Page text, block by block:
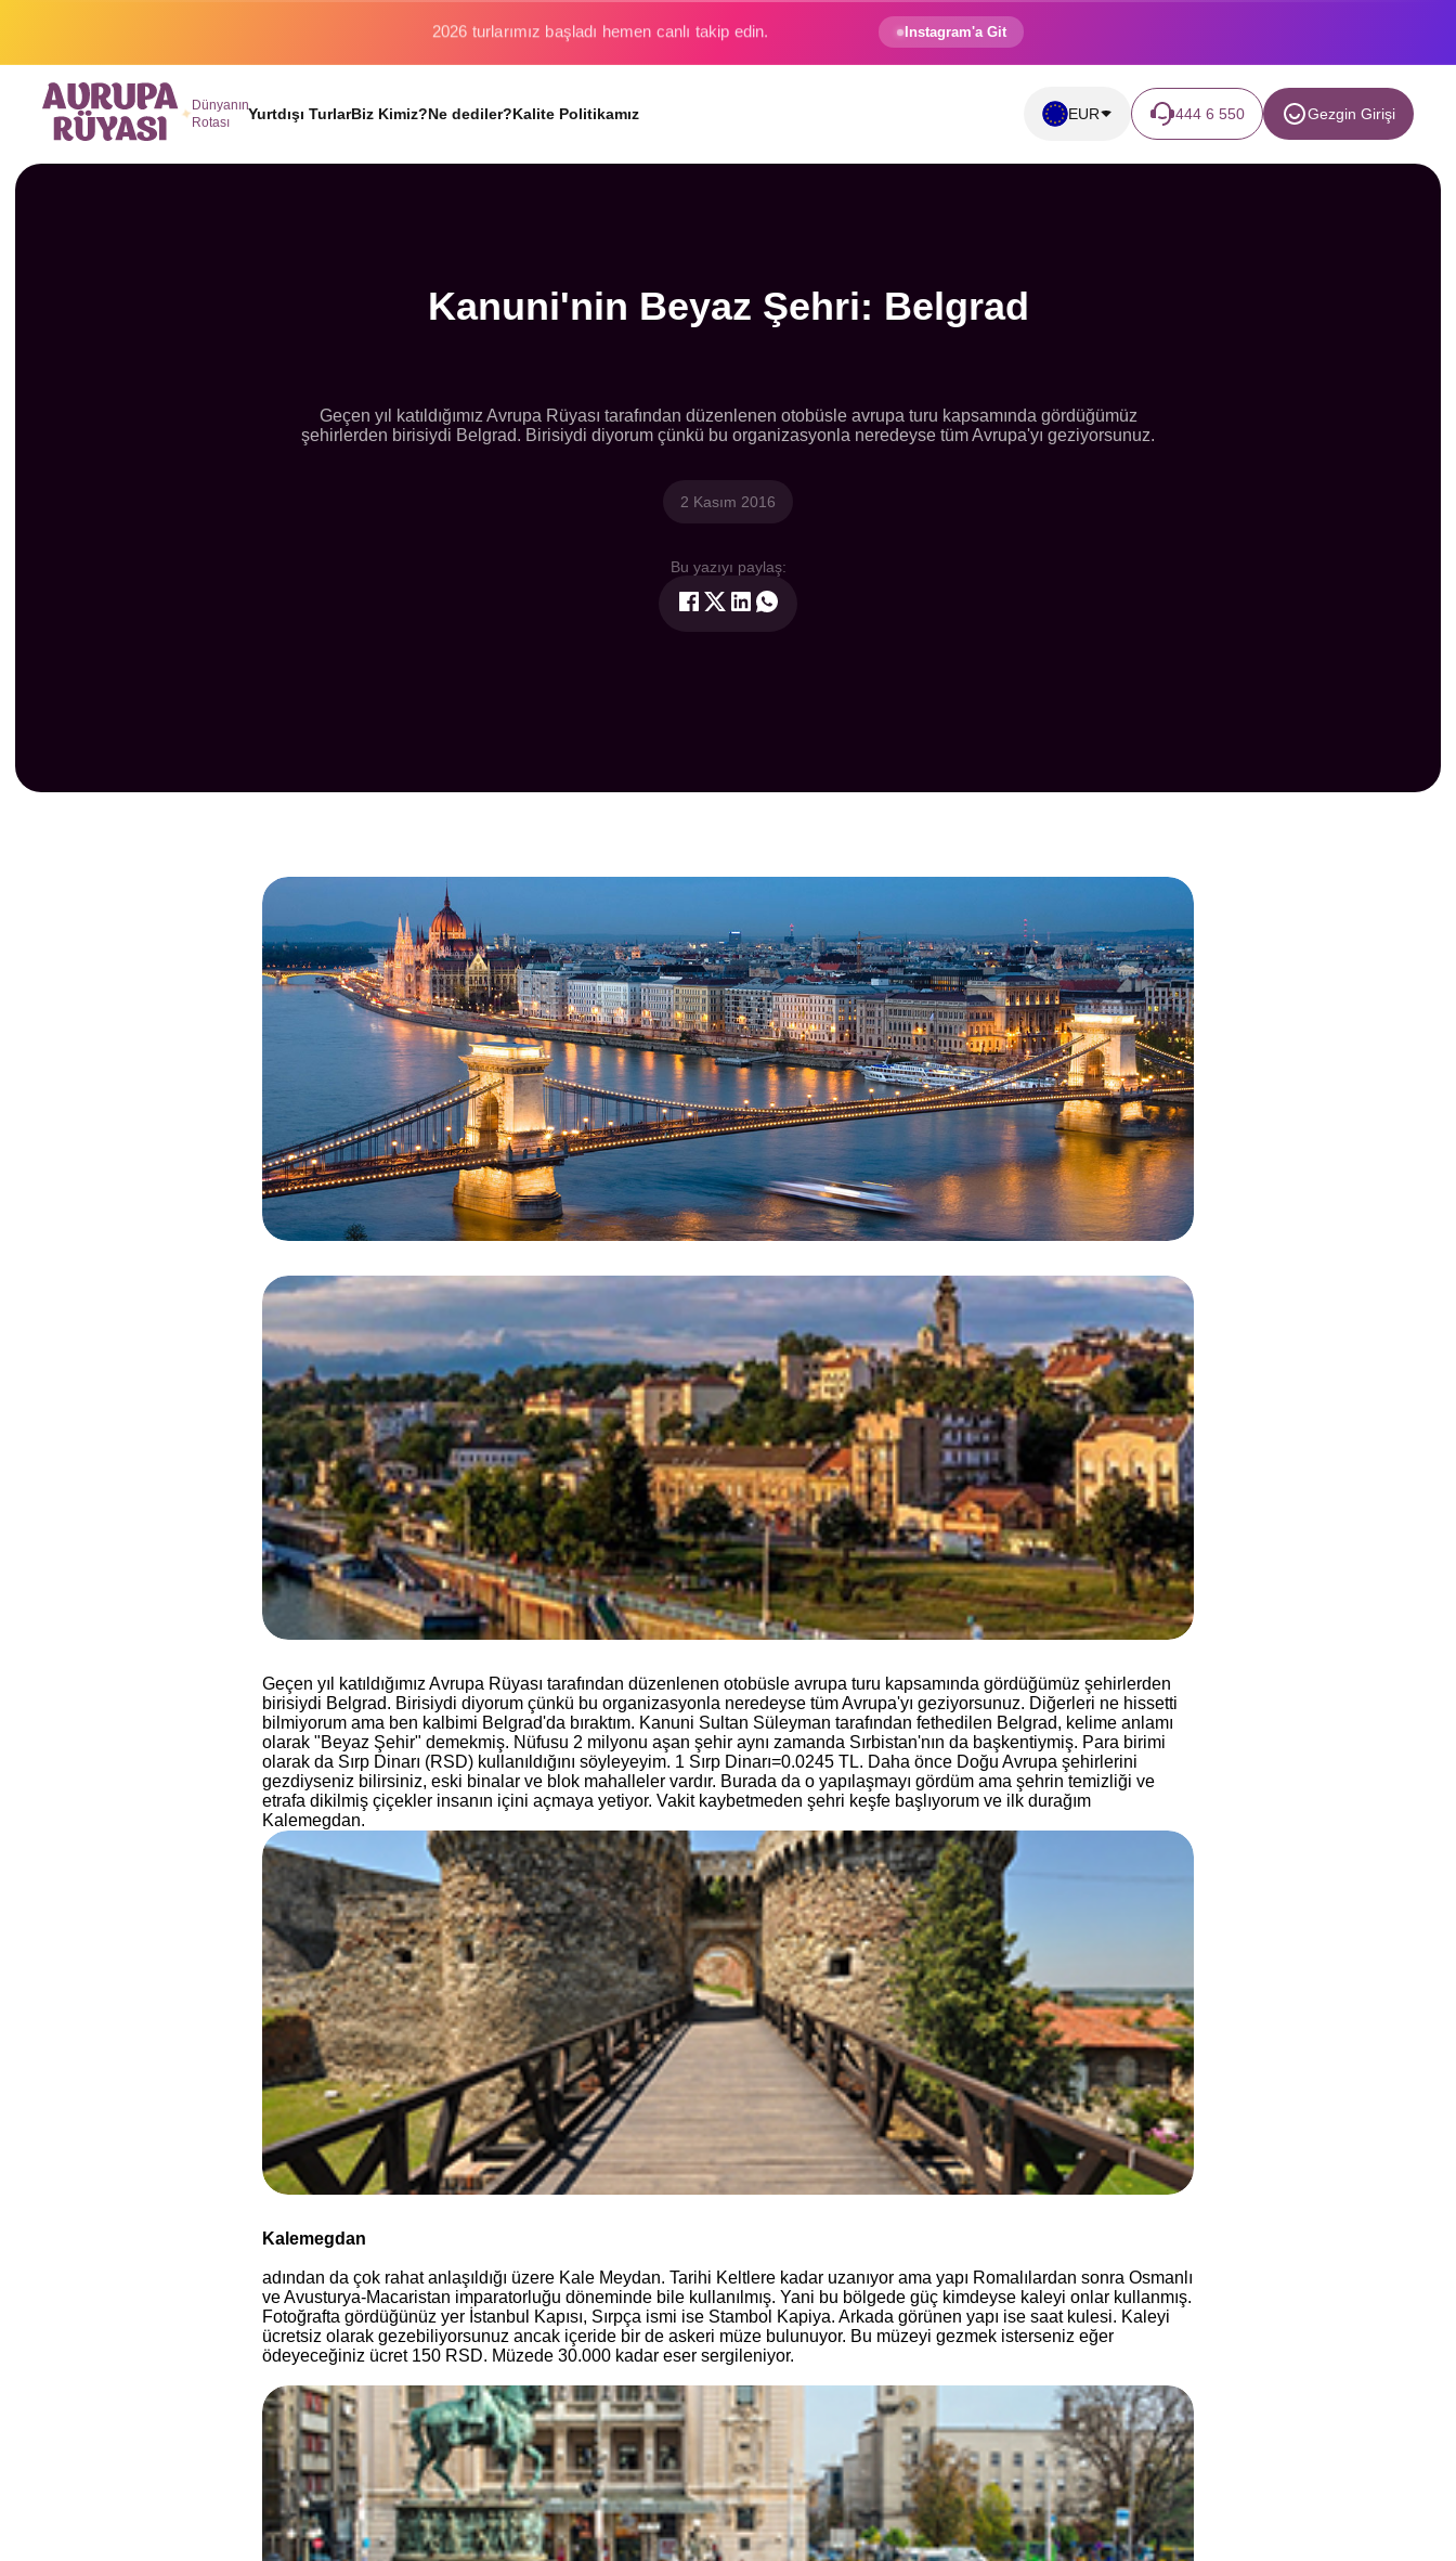
Binlerce gezginin hayali gerçek oluyor. Instagram'a Git
Dünyanın
Rotası
Yurtdışı TurlarBiz Kimiz?Ne dediler?Kalite Politikamız EUR 444 6 550 Gezgin Girişi
Kanuni'nin Beyaz Şehri: Belgrad
Geçen yıl katıldığımız Avrupa Rüyası tarafından düzenlenen otobüsle avrupa turu kapsamında gördüğümüz
şehirlerden birisiydi Belgrad. Birisiydi diyorum çünkü bu organizasyonla neredeyse tüm Avrupa'yı geziyorsunuz.
2 Kasım 2016
Bu yazıyı paylaş:
Geçen yıl katıldığımız Avrupa Rüyası tarafından düzenlenen otobüsle avrupa turu kapsamında gördüğümüz şehirlerden
birisiydi Belgrad. Birisiydi diyorum çünkü bu organizasyonla neredeyse tüm Avrupa'yı geziyorsunuz. Diğerleri ne hissetti
bilmiyorum ama ben kalbimi Belgrad'da bıraktım. Kanuni Sultan Süleyman tarafından fethedilen Belgrad, kelime anlamı
olarak "Beyaz Şehir" demekmiş. Nüfusu 2 milyonu aşan şehir aynı zamanda Sırbistan'nın da başkentiymiş. Para birimi
olarak da Sırp Dinarı (RSD) kullanıldığını söyleyeyim. 1 Sırp Dinarı=0.0245 TL. Daha önce Doğu Avrupa şehirlerini
gezdiyseniz bilirsiniz, eski binalar ve blok mahalleler vardır. Burada da o yapılaşmayı gördüm ama şehrin temizliği ve
etrafa dikilmiş çiçekler insanın içini açmaya yetiyor. Vakit kaybetmeden şehri keşfe başlıyorum ve ilk durağım
Kalemegdan.
Kalemegdan
adından da çok rahat anlaşıldığı üzere Kale Meydan. Tarihi Keltlere kadar uzanıyor ama yapı Romalılardan sonra Osmanlı
ve Avusturya-Macaristan imparatorluğu döneminde bile kullanılmış. Yani bu bölgede güç kimdeyse kaleyi onlar kullanmış.
Fotoğrafta gördüğünüz yer İstanbul Kapısı, Sırpça ismi ise Stambol Kapiya. Arkada görünen yapı ise saat kulesi. Kaleyi
ücretsiz olarak gezebiliyorsunuz ancak içeride bir de askeri müze bulunuyor. Bu müzeyi gezmek isterseniz eğer
ödeyeceğiniz ücret 150 RSD. Müzede 30.000 kadar eser sergileniyor.